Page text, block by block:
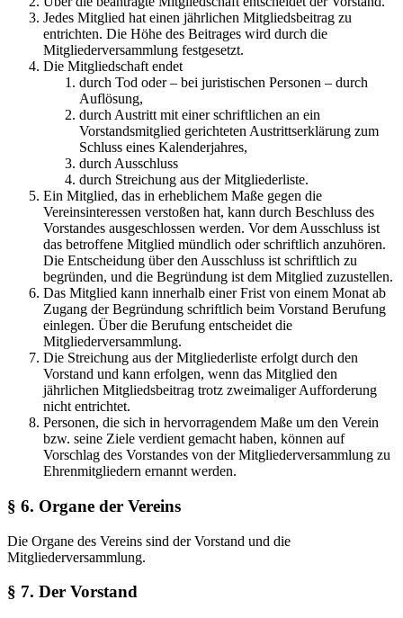
Jedes Mitglied hat einen jährlichen Mitgliedsbeitrag zu
entrichten. Die Höhe des Beitrages wird durch die
Mitgliederversammlung festgesetzt.
Die Mitgliedschaft endet
durch Tod oder – bei juristischen Personen – durch
Auflösung,
durch Austritt mit einer schriftlichen an ein
Vorstandsmitglied gerichteten Austrittserklärung zum
Schluss eines Kalenderjahres,
durch Ausschluss
durch Streichung aus der Mitgliederliste.
Ein Mitglied, das in erheblichem Maße gegen die
Vereinsinteressen verstoßen hat, kann durch Beschluss des
Vorstandes ausgeschlossen werden. Vor dem Ausschluss ist
das betroffene Mitglied mündlich oder schriftlich anzuhören.
Die Entscheidung über den Ausschluss ist schriftlich zu
begründen, und die Begründung ist dem Mitglied zuzustellen.
Das Mitglied kann innerhalb einer Frist von einem Monat ab
Zugang der Begründung schriftlich beim Vorstand Berufung
einlegen. Über die Berufung entscheidet die
Mitgliederversammlung.
Die Streichung aus der Mitgliederliste erfolgt durch den
Vorstand und kann erfolgen, wenn das Mitglied den
jährlichen Mitgliedsbeitrag trotz zweimaliger Aufforderung
nicht entrichtet.
Personen, die sich in hervorragendem Maße um den Verein
bzw. seine Ziele verdient gemacht haben, können auf
Vorschlag des Vorstandes von der Mitgliederversammlung zu
Ehrenmitgliedern ernannt werden.
§ 6. Organe der Vereins
Die Organe des Vereins sind der Vorstand und die
Mitgliederversammlung.
§ 7. Der Vorstand